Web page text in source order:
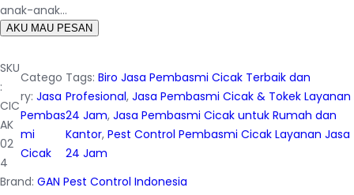
anak-anak…
AKU MAU PESAN
SKU
:
CIC
AK
02
4
Catego
ry: Jasa
Pembas
mi
Cicak
Tags: Biro Jasa Pembasmi Cicak Terbaik dan
Profesional, Jasa Pembasmi Cicak & Tokek Layanan
24 Jam, Jasa Pembasmi Cicak untuk Rumah dan
Kantor, Pest Control Pembasmi Cicak Layanan Jasa
24 Jam
Brand: GAN Pest Control Indonesia